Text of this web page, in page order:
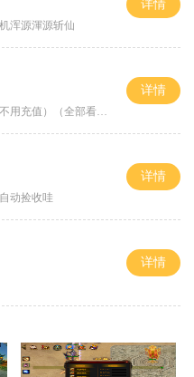
浑源渾源斩仙
详情
充值）（全部看脸）
详情
动捡收哇
详情
详情